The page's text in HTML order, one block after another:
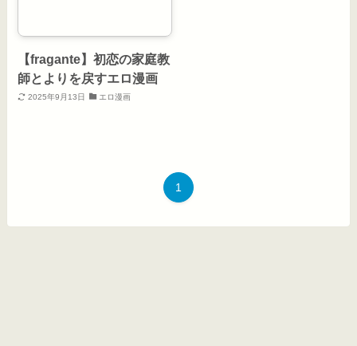
【fragante】初恋の家庭教
師とよりを戻すエロ漫画
2025年9月13日 エロ漫画
1